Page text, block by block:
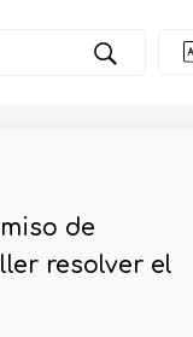
de
resolver el